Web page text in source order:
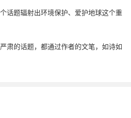
题辐射出环境保护、爱护地球这个重
的话题，都通过作者的文笔，如诗如